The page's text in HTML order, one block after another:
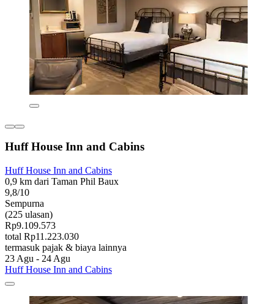
Huff House Inn and Cabins
Huff House Inn and Cabins
0,9 km dari Taman Phil Baux
9,8/10
Sempurna
(225 ulasan)
Rp9.109.573
total Rp11.223.030
termasuk pajak & biaya lainnya
23 Agu - 24 Agu
Huff House Inn and Cabins